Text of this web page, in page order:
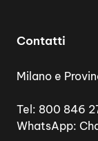
Contatti
Milano e
Tel: 800 846
WhatsApp: